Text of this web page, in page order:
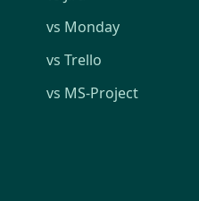
vs Monday
vs Trello
vs MS-Project